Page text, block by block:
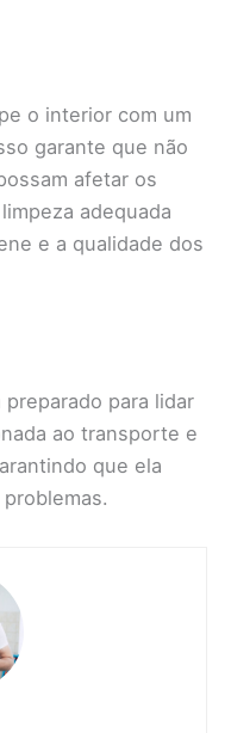
o interior com um
garante que não
afetar os
adequada
e a qualidade dos
para lidar
ao transporte e
que ela